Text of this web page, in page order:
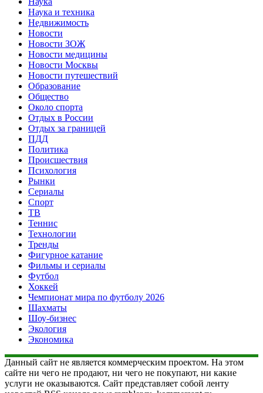
Наука и техника
Недвижимость
Новости
Новости ЗОЖ
Новости медицины
Новости Москвы
Новости путешествий
Образование
Общество
Около спорта
Отдых в России
Отдых за границей
ПДД
Политика
Происшествия
Психология
Рынки
Сериалы
Спорт
ТВ
Теннис
Технологии
Тренды
Фигурное катание
Фильмы и сериалы
Футбол
Хоккей
Чемпионат мира по футболу 2026
Шахматы
Шоу-бизнес
Экология
Экономика
Данный сайт не является коммерческим проектом. На этом
сайте ни чего не продают, ни чего не покупают, ни какие
услуги не оказываются. Сайт представляет собой ленту